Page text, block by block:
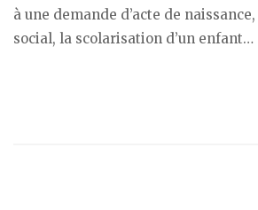
à une demande d’acte de
social, la scolarisation d’un enfant…